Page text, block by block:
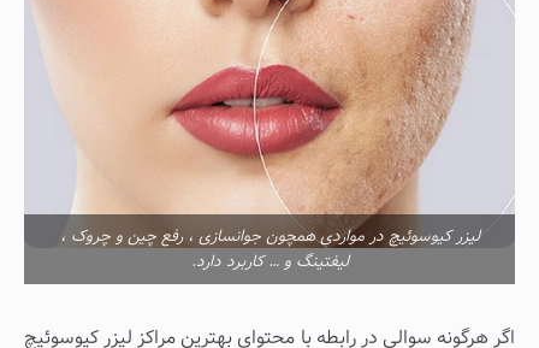
لیزر کیوسوئیچ در مواردی همچون جوانسازی ، رفع چین و چروک ،
لیفتینگ و … کاربرد دارد.
اگر هرگونه سوالی در رابطه با محتوای بهترین مراکز لیزر کیوسوئیچ